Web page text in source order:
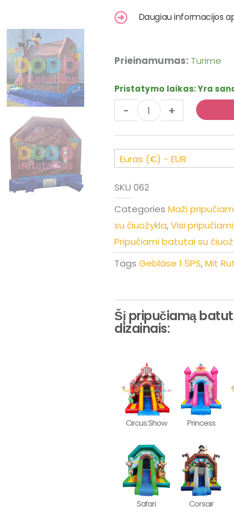
Daugiau informacijos
Prieinamumas: Turime
Pristatymo laikas:Yra
-
produkto
Sūpuoklių
pilis
"Corsair"
su
nusileidimo
kalneliu
+
Euras (€) - EUR
SKU 062
Categories Maži
su čiuožykla,Visi
Pripučiami batutai su
Tags Gebläse 1.5PS,Mit
Šį pripučiamą
dizainais:
Circus Show Princess
Safari Corsair